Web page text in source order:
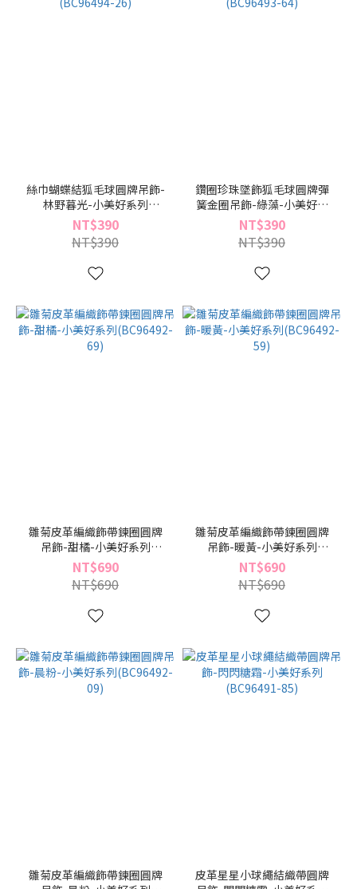
絲巾蝴蝶結狐毛球圓牌吊飾-
林野暮光-小美好系列
(BC96494-26)
NT$390
NT$390
鑽圈珍珠墜飾狐毛球圓牌彈
簧金圈吊飾-綠藻-小美好系
列(BC96493-64)
NT$390
NT$390
雛菊皮革編織飾帶鍊圈圓牌
吊飾-甜橘-小美好系列
(BC96492-69)
NT$690
NT$690
雛菊皮革編織飾帶鍊圈圓牌
吊飾-暖黃-小美好系列
(BC96492-59)
NT$690
NT$690
雛菊皮革編織飾帶鍊圈圓牌
皮革星星小球繩結織帶圓牌